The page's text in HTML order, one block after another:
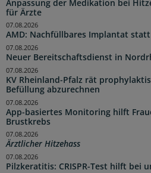
Anpassung der Medikation bei
für Ärzte
AMD: Nachfüllbares Implantat
07.08.2026
Neuer Bereitschaftsdienst in
07.08.2026
KV Rheinland-Pfalz rät
Befüllung abzurechnen
07.08.2026
App-basiertes Monitoring hilft
Brustkrebs
07.08.2026
Ärztlicher Hitzehass
07.08.2026
Pilzkeratitis: CRISPR-Test hilft bei
07.08.2026